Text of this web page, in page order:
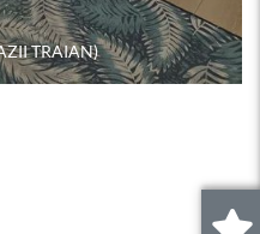
PLATINIA